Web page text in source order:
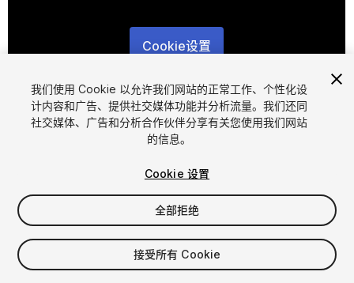
Cookie设置
1/2
$4.99
增值税将在结算时计算
我们使用 Cookie 以允许我们网站的正常工作、个性化设
计内容和广告、提供社交媒体功能并分析流量。我们还同
社交媒体、广告和分析合作伙伴分享有关您使用我们网站
的信息。
Cookie 设置
全部拒绝
接受所有 Cookie